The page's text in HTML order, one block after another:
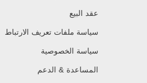
عقد البيع
سياسة ملفات تعريف الارتباط
سياسة الخصوصية
المساعدة & الدعم